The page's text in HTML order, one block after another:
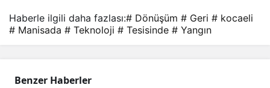
yan
Haberle ilgili daha fazlası:# Dönüşüm # Geri # kocaeli
# Manisada # Teknoloji # Tesisinde # Yangın
Benzer Haberler